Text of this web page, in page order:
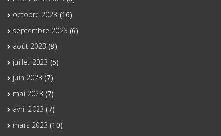
octobre 2023 (16)
septembre 2023 (6)
août 2023 (8)
juillet 2023 (5)
juin 2023 (7)
mai 2023 (7)
avril 2023 (7)
mars 2023 (10)